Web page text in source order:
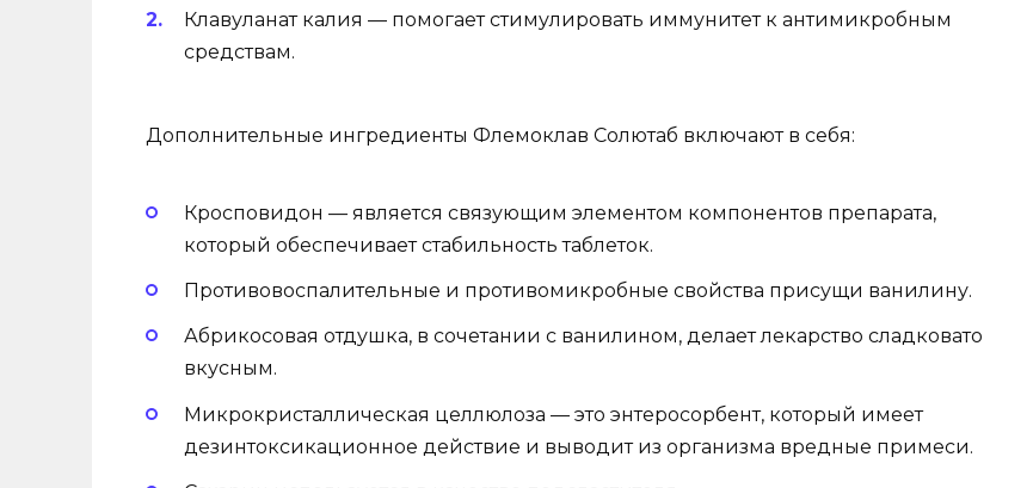
Клавуланат калия — помогает стимулировать иммунитет к антимикробным
средствам.
Дополнительные ингредиенты Флемоклав Солютаб включают в себя:
Кросповидон — является связующим элементом компонентов препарата,
который обеспечивает стабильность таблеток.
Противовоспалительные и противомикробные свойства присущи ванилину.
Абрикосовая отдушка, в сочетании с ванилином, делает лекарство сладковато
вкусным.
Микрокристаллическая целлюлоза — это энтеросорбент, который имеет
дезинтоксикационное действие и выводит из организма вредные примеси.